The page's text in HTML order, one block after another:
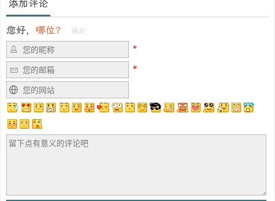
添加评论
您好， 哪位？ 确定